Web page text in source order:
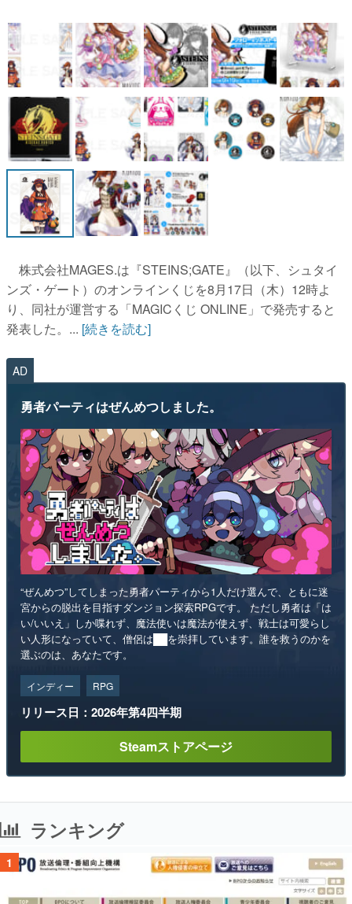
運営：株式会社マレ
株式会社MAGES.は『STEINS;GATE』（以下、シュタイ
ンズ・ゲート）のオンラインくじを8月17日（木）12時よ
り、同社が運営する「MAGICくじ ONLINE」で発売すると
発表した。... [続きを読む]
AD
勇者パーティはぜんめつしました。
“ぜんめつ”してしまった勇者パーティから1人だけ選んで、ともに迷
宮からの脱出を目指すダンジョン探索RPGです。 ただし勇者は「は
い/いいえ」しか喋れず、魔法使いは魔法が使えず、戦士は可愛らし
い人形になっていて、僧侶は██を崇拝しています。誰を救うのかを
選ぶのは、あなたです。
インディー RPG
リリース日：2026年第4四半期
Steamストアページ
ランキング
1